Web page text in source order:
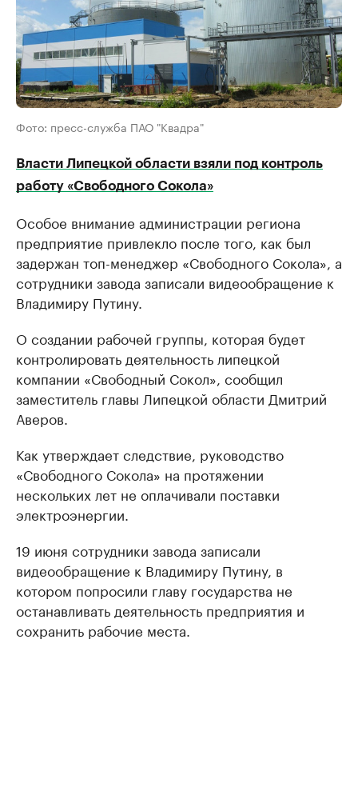
Фото: пресс-служба ПАО "Квадра"
Власти Липецкой области взяли под контроль
работу «Свободного Сокола»
Особое внимание администрации региона
предприятие привлекло после того, как был
задержан топ-менеджер «Свободного Сокола», а
сотрудники завода записали видеообращение к
Владимиру Путину.
О создании рабочей группы, которая будет
контролировать деятельность липецкой
компании «Свободный Сокол», сообщил
заместитель главы Липецкой области Дмитрий
Аверов.
Как утверждает следствие, руководство
«Свободного Сокола» на протяжении
нескольких лет не оплачивали поставки
электроэнергии.
19 июня сотрудники завода записали
видеообращение к Владимиру Путину, в
котором попросили главу государства не
останавливать деятельность предприятия и
сохранить рабочие места.